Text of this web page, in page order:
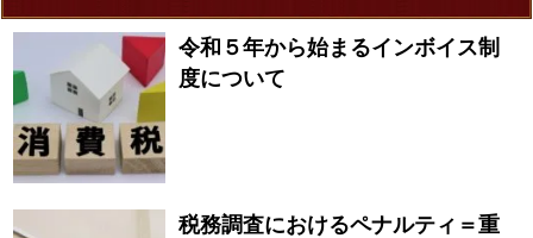
令和５年から始まるインボイス制
度について
税務調査におけるペナルティ＝重